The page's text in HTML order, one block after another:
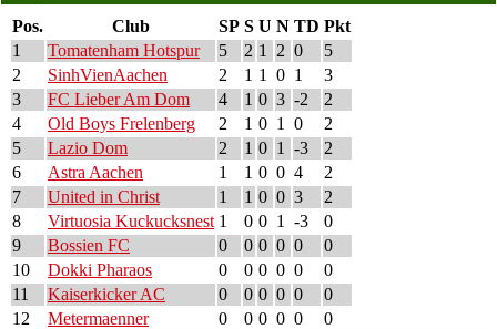
Pos. Club SP S U N TD Pkt
1
Tomatenham Hotspur 5 2 1 2 0
5
2
SinhVienAachen 2 1 1 0 1
3
3
FC Lieber Am Dom 4 1 0 3 -2
2
4
Old Boys Frelenberg 2 1 0 1 0
2
5
Lazio Dom 2 1 0 1 -3
2
6
Astra Aachen 1 1 0 0 4
2
7
United in Christ 1 1 0 0 3
2
8
Virtuosia Kuckucksnest 1 0 0 1 -3
0
9
Bossien FC 0 0 0 0 0
0
10
Dokki Pharaos 0 0 0 0 0
0
11
Kaiserkicker AC 0 0 0 0 0
0
12
Metermaenner 0 0 0 0 0
0